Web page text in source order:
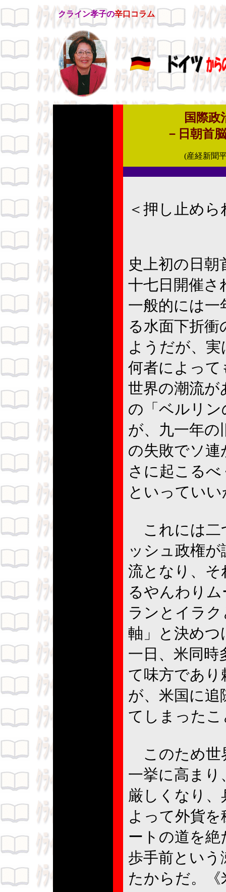
クライン孝子の辛口コラム
国際政
－日朝首
(産経新聞平
＜押し止め
史上初の日朝
十七日開催さ
一般的には
る水面下折
ようだが、
何者によっ
世界の潮流が
の「ベルリ
が、九一年の
の失敗でソ連
さに起こる
といってい
これには二
ッシュ政権
流となり、
るやんわり
ランとイラ
軸」と決めつ
一日、米同時
て味方であ
が、米国に追
てしまった
このため世
一挙に高ま
厳しくなり
よって外貨
ートの道を
歩手前とい
たからだ。《